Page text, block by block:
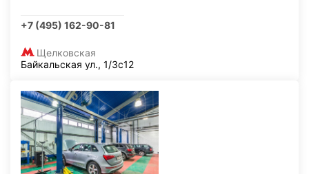
+7 (495) 162-90-81
Щелковская
Байкальская ул., 1/3с12